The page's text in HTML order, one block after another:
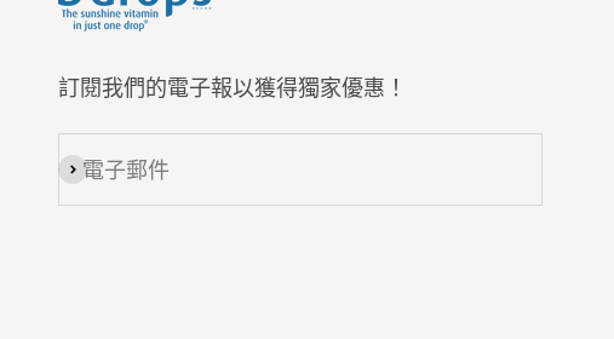
訂閱我們的電子報以獲得獨家優惠！
電子郵件
訂閱